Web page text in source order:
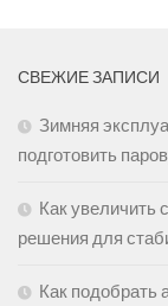
СВЕЖИЕ ЗАПИСИ
Зимняя
подготовить
Как увеличить
решения для
Как подобрать